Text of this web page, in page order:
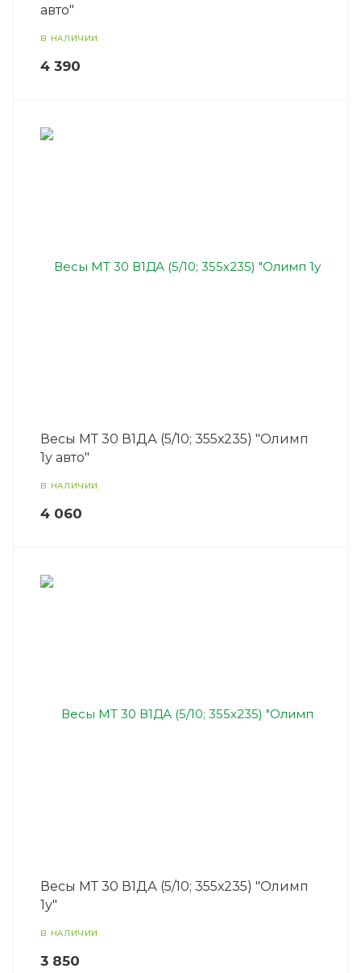
авто"
В НАЛИЧИИ
4 390
Весы МТ 30 В1ДА (5/10; 355х235) "Олимп
1у авто"
В НАЛИЧИИ
4 060
Весы МТ 30 В1ДА (5/10; 355х235) "Олимп
1у"
В НАЛИЧИИ
3 850